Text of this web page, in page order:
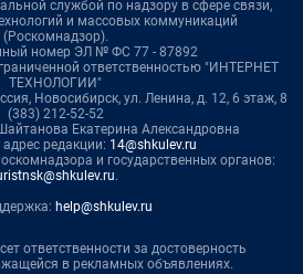
службой по надзору в сфере связи,
и массовых коммуникаций
(Роскомнадзор).
номер ЭЛ № ФС 77 - 87892
ответственностью "ИНТЕРНЕТ
ТЕХНОЛОГИИ"
Новосибирск, ул. Ленина, д. 12, 6 этаж, 8
(383) 212-52-52
Екатерина Александровна
редакции: 14@shkulev.ru
и государственных органов:
.
help@shkulev.ru
ответственности за достоверность
в рекламных объявлениях.